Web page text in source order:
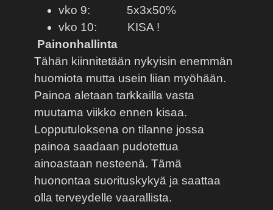
vko 9:
5x3x50%
vko 10:
KISA !
Painonhallinta
Tähän kiinnitetään nykyisin enemmän
huomiota mutta usein liian myöhään.
Painoa aletaan tarkkailla vasta
muutama viikko ennen kisaa.
Lopputuloksena on tilanne jossa
painoa saadaan pudotettua
ainoastaan nesteenä. Tämä
huonontaa suorituskykyä ja saattaa
olla terveydelle vaarallista.